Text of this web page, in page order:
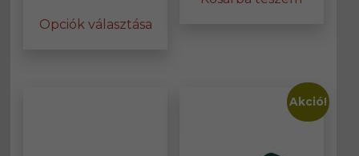
Opciók választásaa
Akció!